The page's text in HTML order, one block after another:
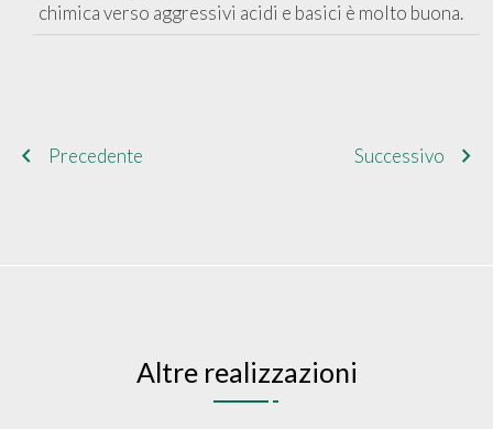
chimica verso aggressivi acidi e basici è molto buona.
navigate_before Precedente Successivo chevron_right
Altre realizzazioni